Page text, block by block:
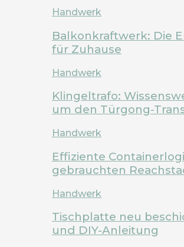
Handwerk
Balkonkraftwerk: Die
für Zuhause
Handwerk
Klingeltrafo:
um den Türgong-
Handwerk
Effiziente
gebrauchten
Handwerk
Tischplatte neu
und DIY-Anleitung